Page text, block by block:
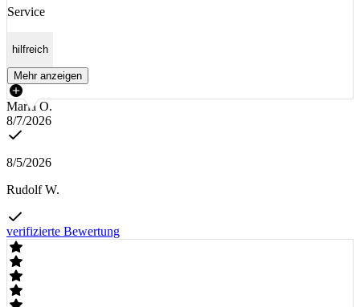
Service
hilfreich
Mehr anzeigen
Maria O.
8/7/2026
8/5/2026
Rudolf W.
verifizierte Bewertung